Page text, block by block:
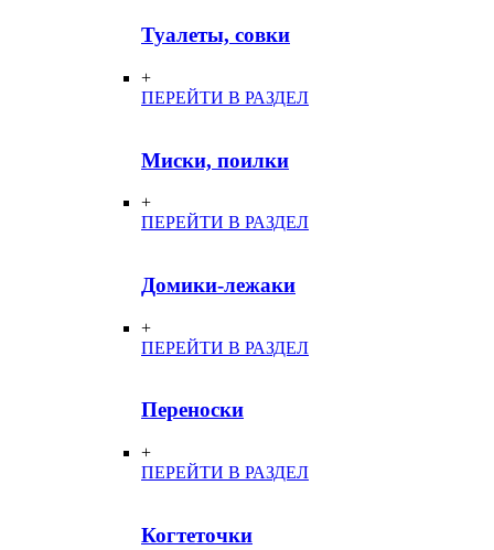
Туалеты, совки
+
ПЕРЕЙТИ В РАЗДЕЛ
Миски, поилки
+
ПЕРЕЙТИ В РАЗДЕЛ
Домики-лежаки
+
ПЕРЕЙТИ В РАЗДЕЛ
Переноски
+
ПЕРЕЙТИ В РАЗДЕЛ
Когтеточки